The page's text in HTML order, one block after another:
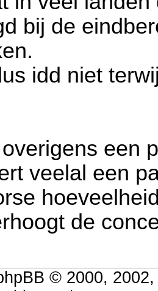
bij de
idd niet
een
veelal een
de
© 2000,